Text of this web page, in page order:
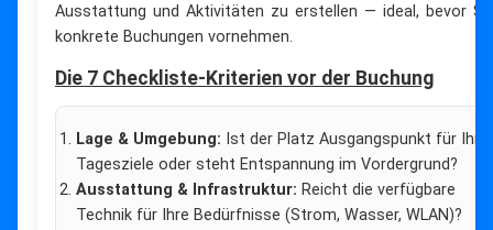
Ausstattung und Aktivitäten zu erstellen — ideal, bevor
konkrete Buchungen vornehmen.
Die 7 Checkliste-Kriterien vor der Buchung
Lage & Umgebung: Ist der Platz Ausgangspunkt für Ihre
Tagesziele oder steht Entspannung im Vordergrund?
Ausstattung & Infrastruktur: Reicht die verfügbare
Technik für Ihre Bedürfnisse (Strom, Wasser, WLAN)?